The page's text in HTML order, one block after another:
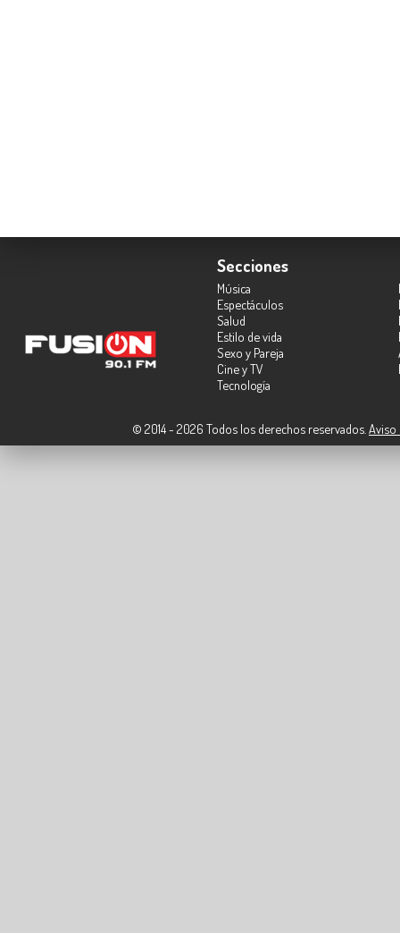
Secciones
Música
Espectáculos
Salud
Estilo de vida
Sexo y Pareja
Cine y TV
Tecnología
© 2014 - 2026 Todos los derechos reservados. Aviso